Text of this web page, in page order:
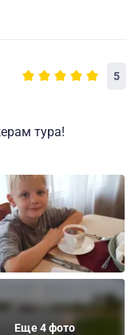
5
тура!
Еще 4 фото